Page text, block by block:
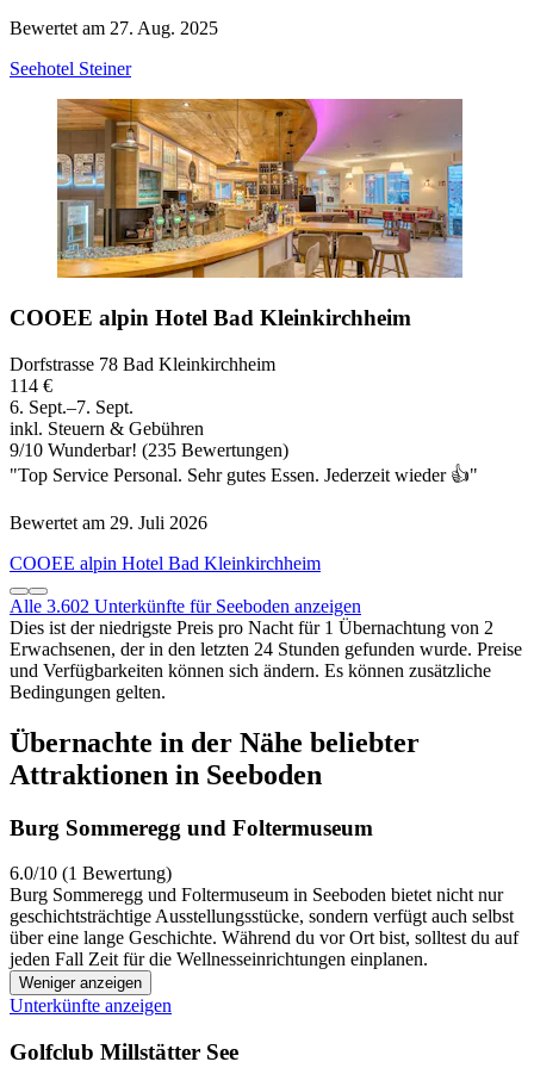
Bewertet am 27. Aug. 2025
Seehotel Steiner
COOEE alpin Hotel Bad Kleinkirchheim
Dorfstrasse 78 Bad Kleinkirchheim
114 €
6. Sept.–7. Sept.
inkl. Steuern & Gebühren
9/10 Wunderbar! (235 Bewertungen)
"Top Service Personal. Sehr gutes Essen. Jederzeit wieder 👍"
Bewertet am 29. Juli 2026
COOEE alpin Hotel Bad Kleinkirchheim
Alle 3.602 Unterkünfte für Seeboden anzeigen
Dies ist der niedrigste Preis pro Nacht für 1 Übernachtung von 2
Erwachsenen, der in den letzten 24 Stunden gefunden wurde. Preise
und Verfügbarkeiten können sich ändern. Es können zusätzliche
Bedingungen gelten.
Übernachte in der Nähe beliebter
Attraktionen in Seeboden
Burg Sommeregg und Foltermuseum
6.0/10 (1 Bewertung)
Burg Sommeregg und Foltermuseum in Seeboden bietet nicht nur
geschichtsträchtige Ausstellungsstücke, sondern verfügt auch selbst
über eine lange Geschichte. Während du vor Ort bist, solltest du auf
jeden Fall Zeit für die Wellnesseinrichtungen einplanen.
Weniger anzeigen
Unterkünfte anzeigen
Golfclub Millstätter See